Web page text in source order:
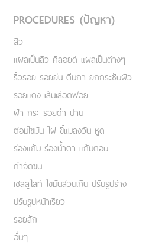
PROCEDURES (ปัญหา)
สิว
แผลเป็นสิว คีลอยด์ แผลเป็นต่างๆ
ริ้วรอย รอยย่น ตีนกา ยกกระชับผิว
รอยแดง เส้นเลือดฟอย
ฝ้า กระ รอยดำ ปาน
ต่อมไขมัน ไฝ ขี้แมลงวัน หูด
ร่องแก้ม ร่องน้ำตา แก้มตอบ
กำจัดขน
เชลลูไลท์ ไขมันส่วนเกิน ปรับรูปร่าง
ปรับรูปหน้าเรียว
รอยสัก
อื่นๆ